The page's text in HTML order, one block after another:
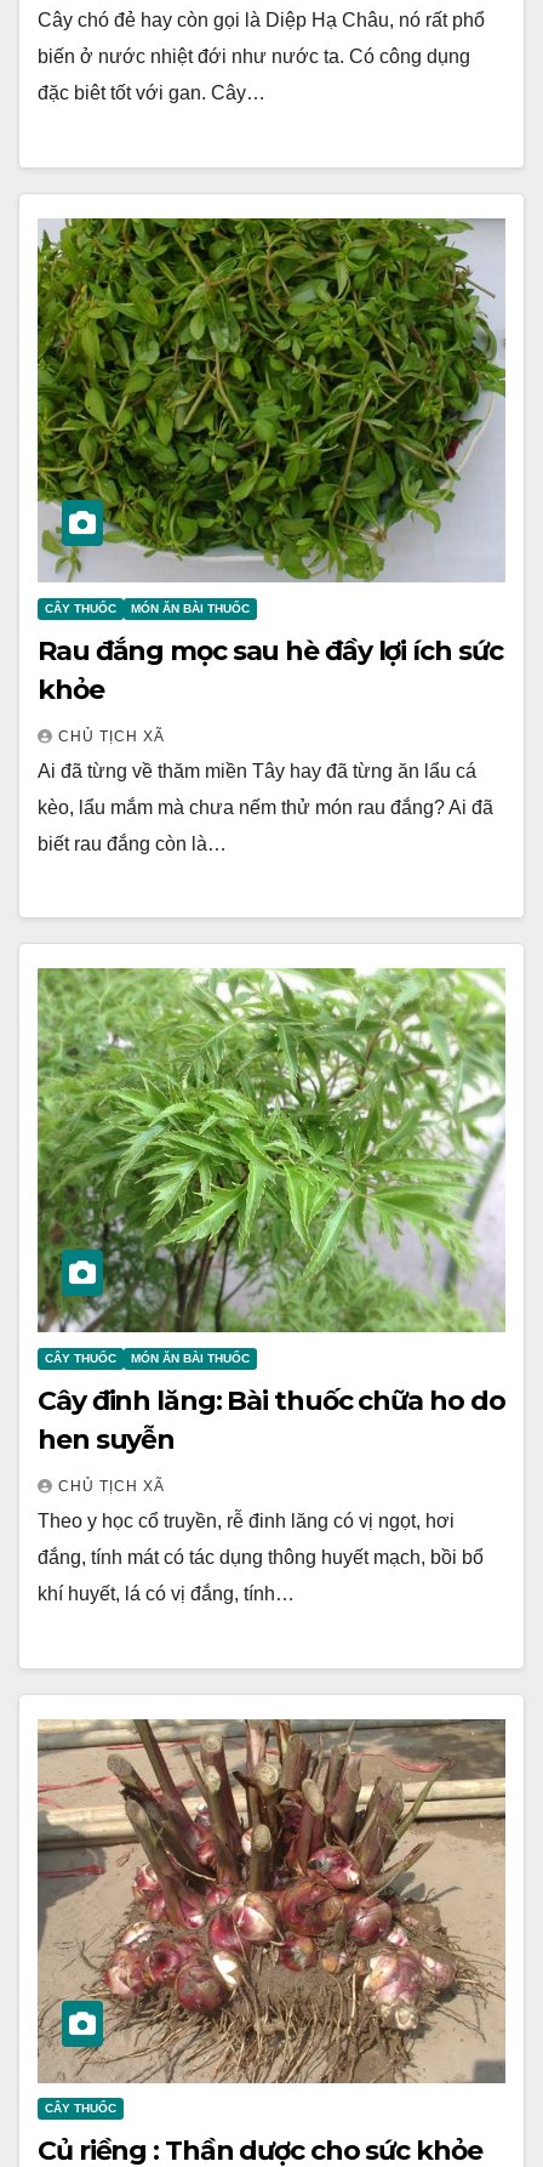
Cây chó đẻ hay còn gọi là Diệp Hạ Châu, nó rất phổ
biến ở nước nhiệt đới như nước ta. Có công dụng
đặc biêt tốt với gan. Cây…
CÂY THUỐC MÓN ĂN BÀI THUỐC
Rau đắng mọc sau hè đầy lợi ích sức
khỏe
CHỦ TỊCH XÃ
Ai đã từng về thăm miền Tây hay đã từng ăn lẩu cá
kèo, lẩu mắm mà chưa nếm thử món rau đắng? Ai đã
biết rau đắng còn là…
CÂY THUỐC MÓN ĂN BÀI THUỐC
Cây đinh lăng: Bài thuốc chữa ho do
hen suyễn
CHỦ TỊCH XÃ
Theo y học cổ truyền, rễ đinh lăng có vị ngọt, hơi
đắng, tính mát có tác dụng thông huyết mạch, bồi bổ
khí huyết, lá có vị đắng, tính…
CÂY THUỐC
Củ riềng : Thần dược cho sức khỏe